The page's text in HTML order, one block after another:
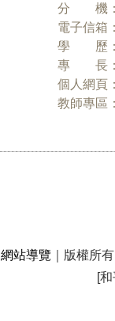
分 機：
電子信箱：
學 歷：
專 長：
個人網頁：
教師專區：
網站導覽 ｜版權所
[